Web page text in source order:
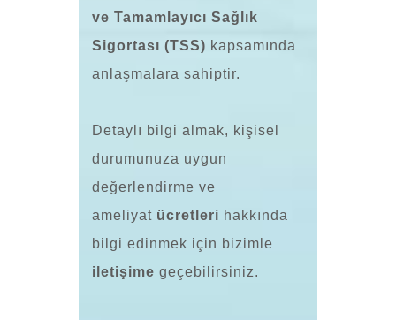
ve Tamamlayıcı Sağlık
Sigortası (TSS) kapsamında
anlaşmalara sahiptir.
Detaylı bilgi almak, kişisel
durumunuza uygun
değerlendirme ve
ameliyat ücretleri hakkında
bilgi edinmek için bizimle
iletişime geçebilirsiniz.